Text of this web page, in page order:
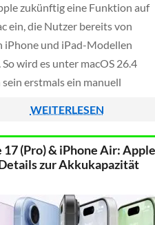
zukünftig eine Funktion auf
ein, die Nutzer bereits von
iPhone und iPad-Modellen
So wird es unter macOS 26.4
sein erstmals ein manuell
Vor allem für Menschen, die ihr
häufig dauerhaft am Netzteil
WEITERLESEN
17 (Pro) & iPhone Air: Apple
zur Akkukapazität